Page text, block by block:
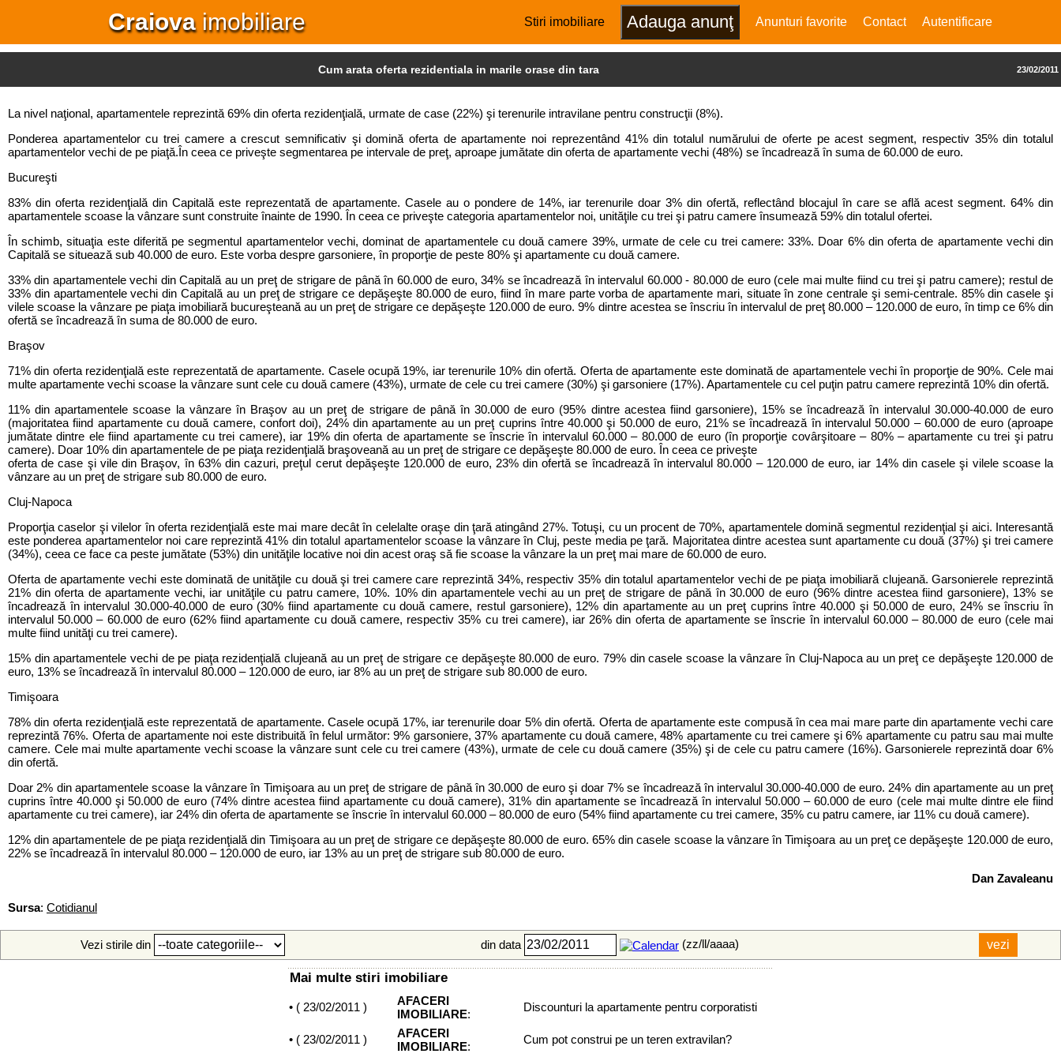
Craiovaimobiliare Autentificare
Contact
Anunturi favorite
Stiri imobiliare
Cum arata oferta rezidentiala in marile orase din tara 23/02/2011
La nivel naţional, apartamentele reprezintă 69% din oferta rezidenţială, urmate de case (22%) şi terenurile intravilane pentru construcţii (8%).
Ponderea apartamentelor cu trei camere a crescut semnificativ şi domină oferta de apartamente noi reprezentând 41% din totalul numărului de oferte pe acest segment, respectiv 35% din totalul
apartamentelor vechi de pe piaţă.În ceea ce priveşte segmentarea pe intervale de preţ, aproape jumătate din oferta de apartamente vechi (48%) se încadrează în suma de 60.000 de euro.
Bucureşti
83% din oferta rezidenţială din Capitală este reprezentată de apartamente. Casele au o pondere de 14%, iar terenurile doar 3% din ofertă, reflectând blocajul în care se află acest segment. 64% din
apartamentele scoase la vânzare sunt construite înainte de 1990. În ceea ce priveşte categoria apartamentelor noi, unităţile cu trei şi patru camere însumează 59% din totalul ofertei.
În schimb, situaţia este diferită pe segmentul apartamentelor vechi, dominat de apartamentele cu două camere 39%, urmate de cele cu trei camere: 33%. Doar 6% din oferta de apartamente vechi din
Capitală se situează sub 40.000 de euro. Este vorba despre garsoniere, în proporţie de peste 80% şi apartamente cu două camere.
33% din apartamentele vechi din Capitală au un preţ de strigare de până în 60.000 de euro, 34% se încadrează în intervalul 60.000 - 80.000 de euro (cele mai multe fiind cu trei şi patru camere); restul de
33% din apartamentele vechi din Capitală au un preţ de strigare ce depăşeşte 80.000 de euro, fiind în mare parte vorba de apartamente mari, situate în zone centrale şi semi-centrale. 85% din casele şi
vilele scoase la vânzare pe piaţa imobiliară bucureşteană au un preţ de strigare ce depăşeşte 120.000 de euro. 9% dintre acestea se înscriu în intervalul de preţ 80.000 – 120.000 de euro, în timp ce 6% din
ofertă se încadrează în suma de 80.000 de euro.
Braşov
71% din oferta rezidenţială este reprezentată de apartamente. Casele ocupă 19%, iar terenurile 10% din ofertă. Oferta de apartamente este dominată de apartamentele vechi în proporţie de 90%. Cele mai
multe apartamente vechi scoase la vânzare sunt cele cu două camere (43%), urmate de cele cu trei camere (30%) şi garsoniere (17%). Apartamentele cu cel puţin patru camere reprezintă 10% din ofertă.
11% din apartamentele scoase la vânzare în Braşov au un preţ de strigare de până în 30.000 de euro (95% dintre acestea fiind garsoniere), 15% se încadrează în intervalul 30.000-40.000 de euro
(majoritatea fiind apartamente cu două camere, confort doi), 24% din apartamente au un preţ cuprins între 40.000 şi 50.000 de euro, 21% se încadrează în intervalul 50.000 – 60.000 de euro (aproape
jumătate dintre ele fiind apartamente cu trei camere), iar 19% din oferta de apartamente se înscrie în intervalul 60.000 – 80.000 de euro (în proporţie covârşitoare – 80% – apartamente cu trei şi patru
camere). Doar 10% din apartamentele de pe piaţa rezidenţială braşoveană au un preţ de strigare ce depăşeşte 80.000 de euro. În ceea ce priveşte
oferta de case şi vile din Braşov, în 63% din cazuri, preţul cerut depăşeşte 120.000 de euro, 23% din ofertă se încadrează în intervalul 80.000 – 120.000 de euro, iar 14% din casele şi vilele scoase la
vânzare au un preţ de strigare sub 80.000 de euro.
Cluj-Napoca
Proporţia caselor şi vilelor în oferta rezidenţială este mai mare decât în celelalte oraşe din ţară atingând 27%. Totuşi, cu un procent de 70%, apartamentele domină segmentul rezidenţial şi aici. Interesantă
este ponderea apartamentelor noi care reprezintă 41% din totalul apartamentelor scoase la vânzare în Cluj, peste media pe ţară. Majoritatea dintre acestea sunt apartamente cu două (37%) şi trei camere
(34%), ceea ce face ca peste jumătate (53%) din unităţile locative noi din acest oraş să fie scoase la vânzare la un preţ mai mare de 60.000 de euro.
Oferta de apartamente vechi este dominată de unităţile cu două şi trei camere care reprezintă 34%, respectiv 35% din totalul apartamentelor vechi de pe piaţa imobiliară clujeană. Garsonierele reprezintă
21% din oferta de apartamente vechi, iar unităţile cu patru camere, 10%. 10% din apartamentele vechi au un preţ de strigare de până în 30.000 de euro (96% dintre acestea fiind garsoniere), 13% se
încadrează în intervalul 30.000-40.000 de euro (30% fiind apartamente cu două camere, restul garsoniere), 12% din apartamente au un preţ cuprins între 40.000 şi 50.000 de euro, 24% se înscriu în
intervalul 50.000 – 60.000 de euro (62% fiind apartamente cu două camere, respectiv 35% cu trei camere), iar 26% din oferta de apartamente se înscrie în intervalul 60.000 – 80.000 de euro (cele mai
multe fiind unităţi cu trei camere).
15% din apartamentele vechi de pe piaţa rezidenţială clujeană au un preţ de strigare ce depăşeşte 80.000 de euro. 79% din casele scoase la vânzare în Cluj-Napoca au un preţ ce depăşeşte 120.000 de
euro, 13% se încadrează în intervalul 80.000 – 120.000 de euro, iar 8% au un preţ de strigare sub 80.000 de euro.
Timişoara
78% din oferta rezidenţială este reprezentată de apartamente. Casele ocupă 17%, iar terenurile doar 5% din ofertă. Oferta de apartamente este compusă în cea mai mare parte din apartamente vechi care
reprezintă 76%. Oferta de apartamente noi este distribuită în felul următor: 9% garsoniere, 37% apartamente cu două camere, 48% apartamente cu trei camere şi 6% apartamente cu patru sau mai multe
camere. Cele mai multe apartamente vechi scoase la vânzare sunt cele cu trei camere (43%), urmate de cele cu două camere (35%) şi de cele cu patru camere (16%). Garsonierele reprezintă doar 6%
din ofertă.
Doar 2% din apartamentele scoase la vânzare în Timişoara au un preţ de strigare de până în 30.000 de euro şi doar 7% se încadrează în intervalul 30.000-40.000 de euro. 24% din apartamente au un preţ
cuprins între 40.000 şi 50.000 de euro (74% dintre acestea fiind apartamente cu două camere), 31% din apartamente se încadrează în intervalul 50.000 – 60.000 de euro (cele mai multe dintre ele fiind
apartamente cu trei camere), iar 24% din oferta de apartamente se înscrie în intervalul 60.000 – 80.000 de euro (54% fiind apartamente cu trei camere, 35% cu patru camere, iar 11% cu două camere).
12% din apartamentele de pe piaţa rezidenţială din Timişoara au un preţ de strigare ce depăşeşte 80.000 de euro. 65% din casele scoase la vânzare în Timişoara au un preţ ce depăşeşte 120.000 de euro,
22% se încadrează în intervalul 80.000 – 120.000 de euro, iar 13% au un preţ de strigare sub 80.000 de euro.
Dan Zavaleanu
Sursa: Cotidianul
Vezi stirile din din data (zz/ll/aaaa)
Mai multe stiri imobiliare
• ( 23/02/2011 )
AFACERI
IMOBILIARE:
Discounturi la apartamente pentru corporatisti
• ( 23/02/2011 )
AFACERI
IMOBILIARE:
Cum pot construi pe un teren extravilan?